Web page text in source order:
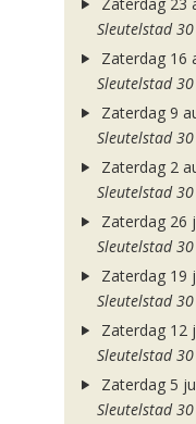
Sleutelstad 30
Zaterdag 16
Sleutelstad 30
Zaterdag 9
Sleutelstad 30
Zaterdag 2
Sleutelstad 30
Zaterdag 26
Sleutelstad 30
Zaterdag 19
Sleutelstad 30
Zaterdag 12
Sleutelstad 30
Zaterdag 5
Sleutelstad 30